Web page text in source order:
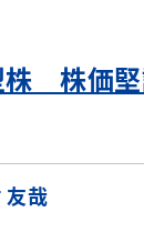
株価堅
哉